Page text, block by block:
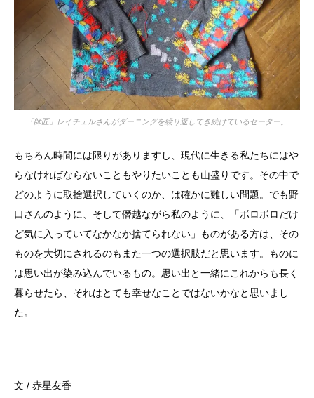
「師匠」レイチェルさんがダーニングを繰り返してき続けているセーター。
もちろん時間には限りがありますし、現代に生きる私たちにはや
らなければならないこともやりたいことも山盛りです。その中で
どのように取捨選択していくのか、は確かに難しい問題。でも野
口さんのように、そして僭越ながら私のように、「ボロボロだけ
ど気に入っていてなかなか捨てられない」ものがある方は、その
ものを大切にされるのもまた一つの選択肢だと思います。ものに
は思い出が染み込んでいるもの。思い出と一緒にこれからも長く
暮らせたら、それはとても幸せなことではないかなと思いまし
た。
文 / 赤星友香